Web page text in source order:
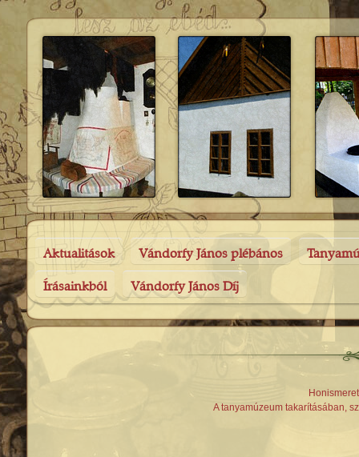
Aktualitások Vándorfy János plébános
Írásainkból Vándorfy János Díj
A tanyamúzeum takarításában,